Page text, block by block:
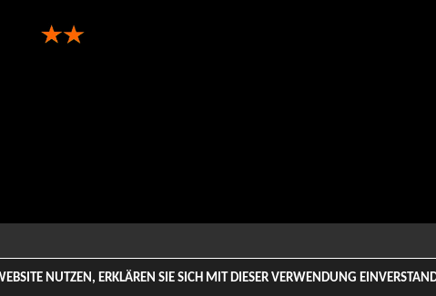
All Rights Reserved. | Based on WordPress-Theme: Tortuga von
NUTZEN, ERKLÄREN SIE SICH MIT DIESER VERWENDUNG